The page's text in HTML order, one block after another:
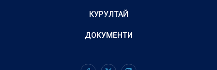
КУРУЛТАЙ
ДОКУМЕНТИ